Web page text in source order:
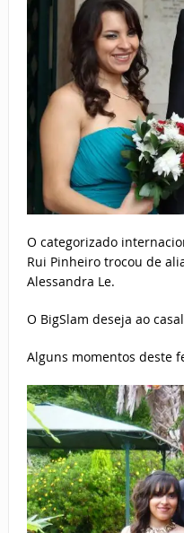
O categorizado
Rui Pinheiro trocou de
Alessandra Le.
O BigSlam deseja ao
Alguns momentos deste